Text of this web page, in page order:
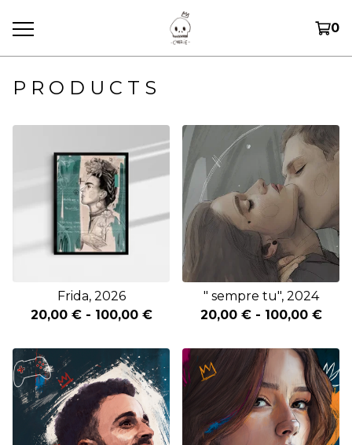
0
P R O D U C T S
Frida, 2026
20,00 €- 100,00 €
" sempre tu", 2024
20,00 €- 100,00 €